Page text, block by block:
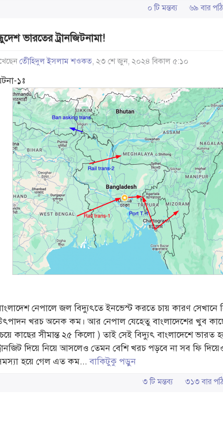
০ টি মন্তব্য ৬৯ বার
ভারতের ট্রানজিটনামা!
তেীহিদুল ইসলাম শওকত, ২৩ শে জুন, ২০২৪ বিকাল ৫:১০
১ঃ
নেপালে জল বিদ্যুৎতে ইনভেস্ট করতে চায় কারণ সেখানে
খরচ অনেক কম। আর নেপাল যেহেতু বাংলাদেশের খুব
কাছের সীমান্ত ২৫ কিলো ) তাই সেই বিদ্যুৎ বাংলাদেশে ভারত
দিয়ে নিয়ে আসলেও তেমন বেশি খরচ পড়বে না সব ফি
হয়ে গেল এত কম...বাকিটুকু পড়ুন
৩ টি মন্তব্য ৩১৩ বার